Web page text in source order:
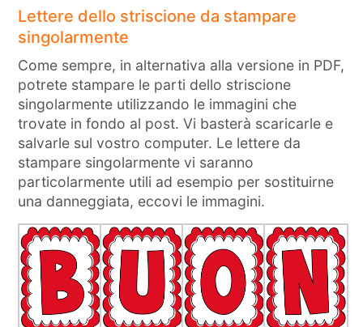
Lettere dello striscione da stampare
singolarmente
Come sempre, in alternativa alla versione in PDF,
potrete stampare le parti dello striscione
singolarmente utilizzando le immagini che
trovate in fondo al post. Vi basterà scaricarle e
salvarle sul vostro computer. Le lettere da
stampare singolarmente vi saranno
particolarmente utili ad esempio per sostituirne
una danneggiata, eccovi le immagini.